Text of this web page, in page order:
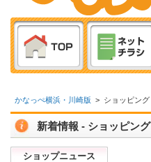
かなっぺ横浜・川崎版 > ショッピング
新着情報 - ショッピング
ショップニュース